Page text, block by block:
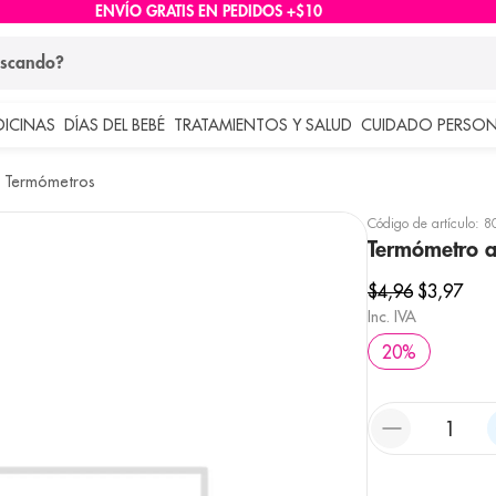
ENVÍO GRATIS EN PEDIDOS +$10
DÍAS DEL BEBÉ TRATAMIENTOS Y SALUD CUIDADO
Termómetros
Código de artículo:
Termómetro
$4,96 $3,97
Inc. IVA
20%
buscados